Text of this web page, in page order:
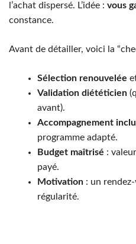
l’achat dispersé. L’idée : vous
constance.
Avant de détailler, voici la
Sélection renouvelée
Validation diététicien
avant).
Accompagnement
programme adapté.
Budget maîtrisé :
payé.
Motivation : un
régularité.